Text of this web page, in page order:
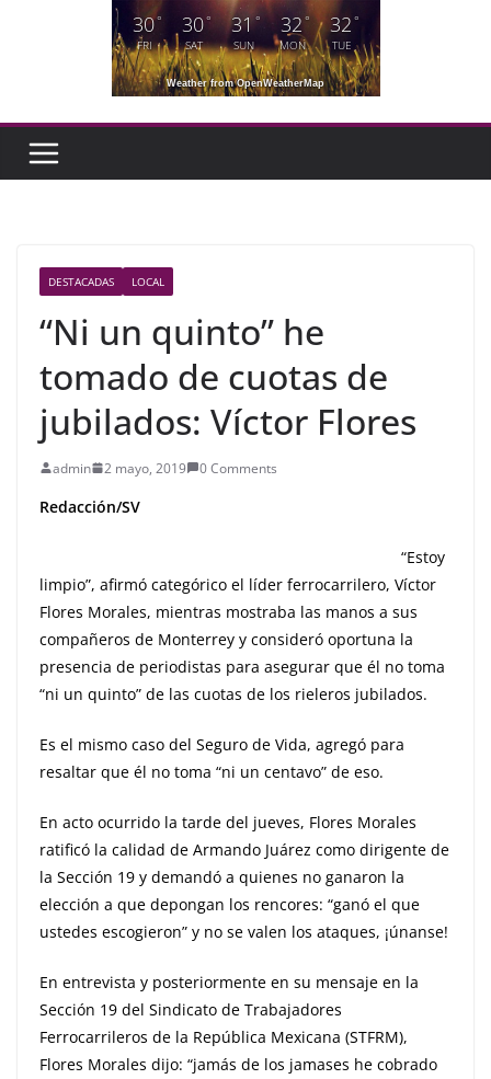
30°
FRI
30°
SAT
31°
SUN
32 °
MON
32 °
TUE
Weather from OpenWeatherMap
DESTACADAS LOCAL
“Ni un quinto” he
tomado de cuotas de
jubilados: Víctor Flores
admin 2 mayo, 2019 0 Comments
Redacción/SV
“Estoy
limpio”, afirmó categórico el líder ferrocarrilero, Víctor
Flores Morales, mientras mostraba las manos a sus
compañeros de Monterrey y consideró oportuna la
presencia de periodistas para asegurar que él no toma
“ni un quinto” de las cuotas de los rieleros jubilados.
Es el mismo caso del Seguro de Vida, agregó para
resaltar que él no toma “ni un centavo” de eso.
En acto ocurrido la tarde del jueves, Flores Morales
ratificó la calidad de Armando Juárez como dirigente de
la Sección 19 y demandó a quienes no ganaron la
elección a que depongan los rencores: “ganó el que
ustedes escogieron” y no se valen los ataques, ¡únanse!
En entrevista y posteriormente en su mensaje en la
Sección 19 del Sindicato de Trabajadores
Ferrocarrileros de la República Mexicana (STFRM),
Flores Morales dijo: “jamás de los jamases he cobrado